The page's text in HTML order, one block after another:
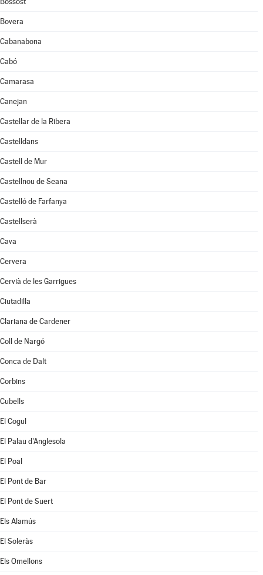
Bovera
Cabanabona
Cabó
Camarasa
Canejan
Castellar de la Ribera
Castelldans
Castell de Mur
Castellnou de Seana
Castelló de Farfanya
Castellserà
Cava
Cervera
Cervià de les Garrigues
Ciutadilla
Clariana de Cardener
Coll de Nargó
Conca de Dalt
Corbins
Cubells
El Cogul
El Palau d'Anglesola
El Poal
El Pont de Bar
El Pont de Suert
Els Alamús
El Soleràs
Els Omellons